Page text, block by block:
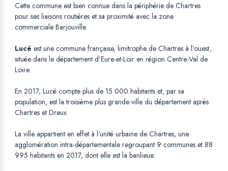
Cette commune est bien connue dans la périphérie de Chartres
pour ses liaisons routières et sa proximité avec la zone
commerciale Barjouville.
Lucé est une commune française, limitrophe de Chartres à l'ouest,
située dans le département d'Eure-et-Loir en région Centre-Val de
Loire.
En 2017, Lucé compte plus de 15 000 habitants et, par sa
population, est la troisième plus grande ville du département après
Chartres et Dreux.
La ville appartient en effet à l'unité urbaine de Chartres, une
agglomération intra-départementale regroupant 9 communes et 88
995 habitants en 2017, dont elle est la banlieue.